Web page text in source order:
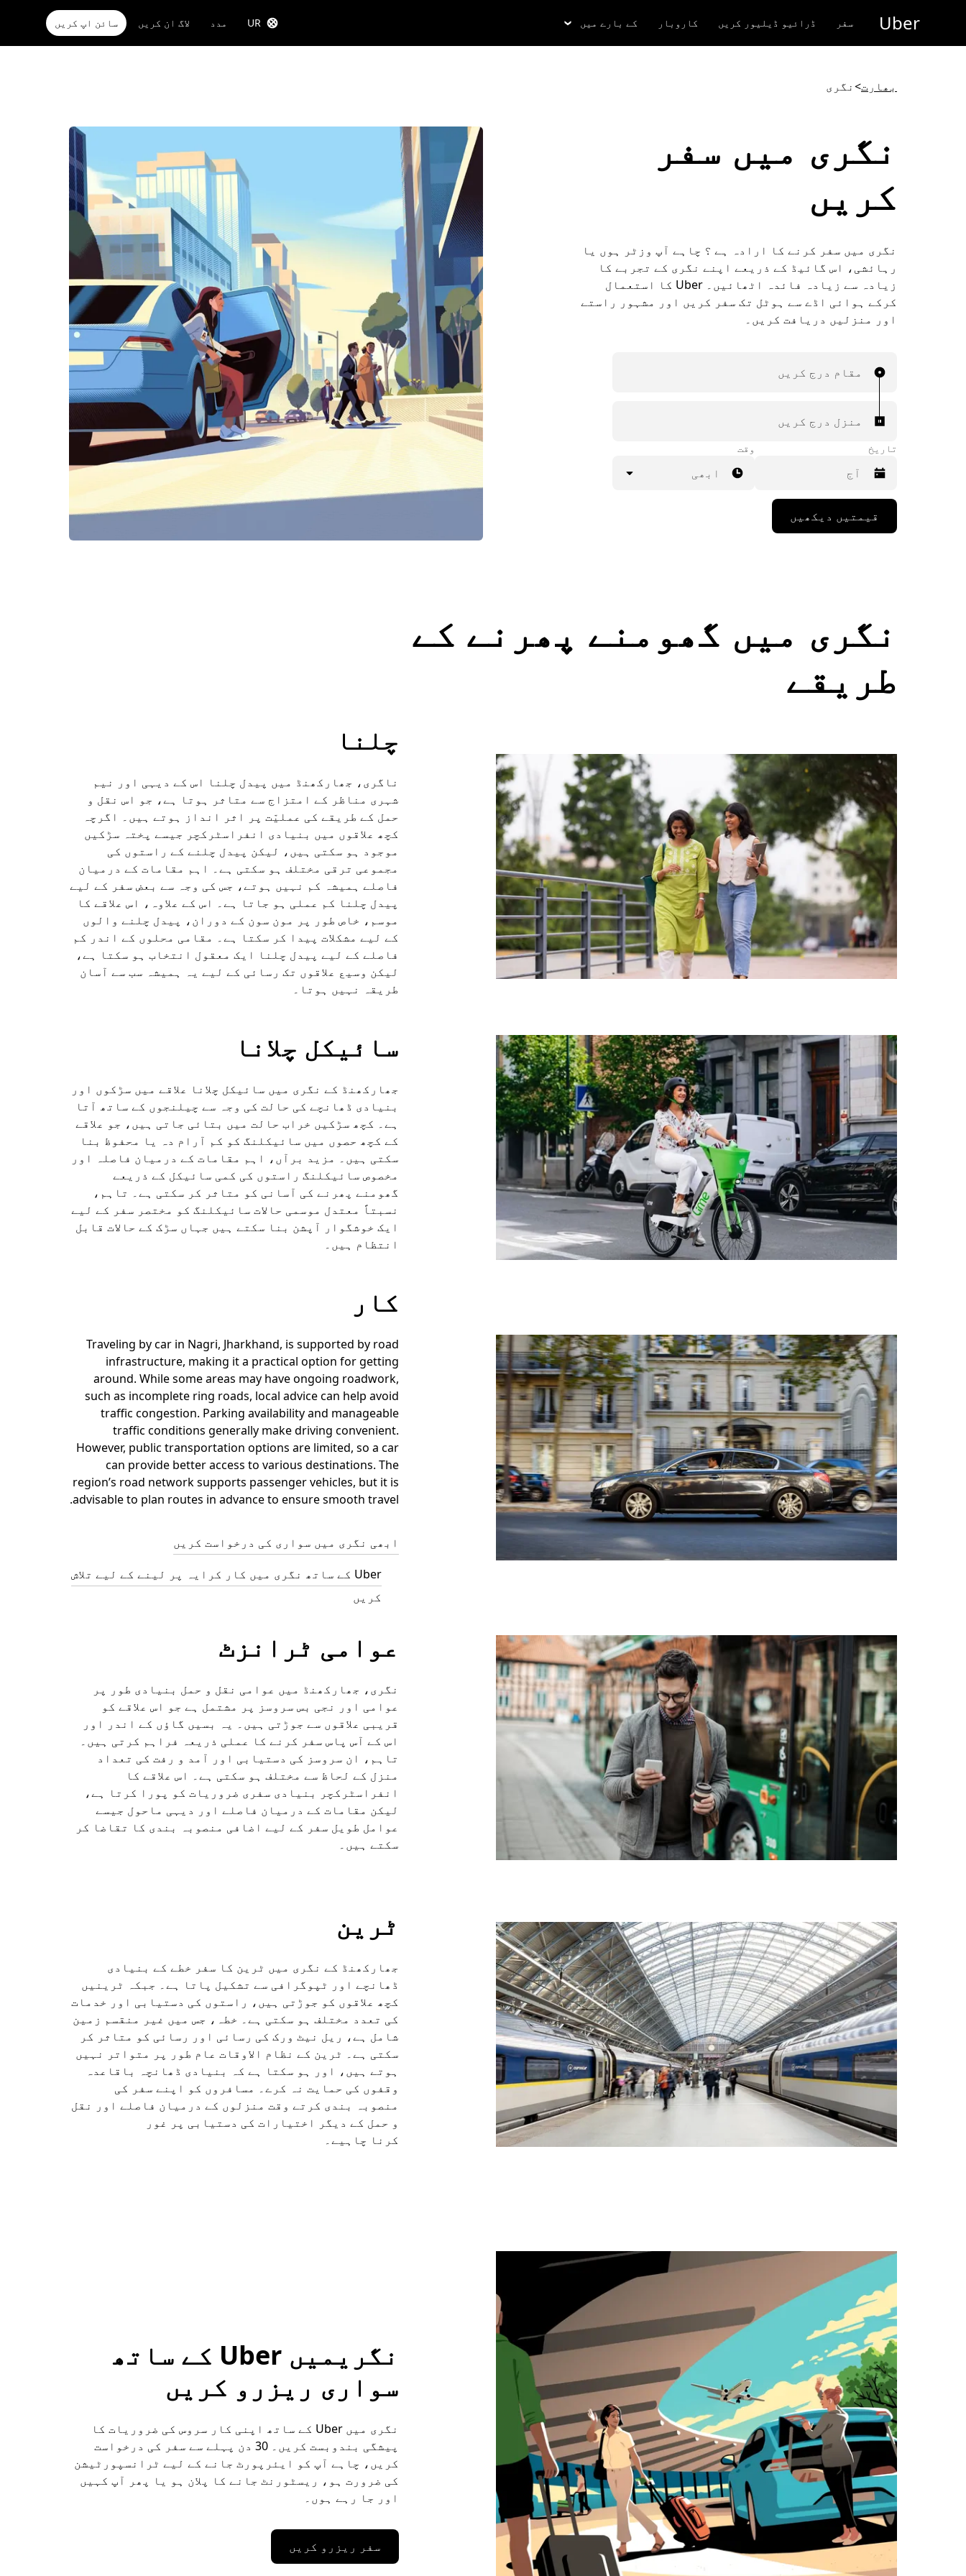
جائیں
Uber سفر ڈرائیو ڈیلیور کریں کاروبار کے بارے میں UR مدد لاگ ان کریں سائن اپ کریں
بھارت>نگری
نگری میں سفر
کریں
نگری میں سفر کرنے کا ارادہ ہے ؟ چاہے آپ وزٹر ہوں یا
رہائشی، اس گائیڈ کے ذریعے اپنے نگری کے تجربے کا
زیادہ سے زیادہ فائدہ اٹھائیں۔ Uber کا استعمال
کرکے ہوائی اڈے سے ہوٹل تک سفر کریں اور مشہور راستے
اور منزلیں دریافت کریں۔
مقام درج کریں
منزل درج کریں
تاریخ
Press
down
calendar
and
select
date.
Press
close
the
calendar.
وقت
ابھی
قیمتیں دیکھیں
نگری میں گھومنے پھرنے کے
طریقے
چلنا
ناگری، جھارکھنڈ میں پیدل چلنا اس کے دیہی اور نیم
شہری مناظر کے امتزاج سے متاثر ہوتا ہے، جو اس نقل و
حمل کے طریقے کی عملیّت پر اثر انداز ہوتے ہیں۔ اگرچہ
کچھ علاقوں میں بنیادی انفراسٹرکچر جیسے پختہ سڑکیں
موجود ہو سکتی ہیں، لیکن پیدل چلنے کے راستوں کی
مجموعی ترقی مختلف ہو سکتی ہے۔ اہم مقامات کے درمیان
فاصلے ہمیشہ کم نہیں ہوتے، جس کی وجہ سے بعض سفر کے لیے
پیدل چلنا کم عملی ہو جاتا ہے۔ اس کے علاوہ، اس علاقے کا
موسم، خاص طور پر مون سون کے دوران، پیدل چلنے والوں
کے لیے مشکلات پیدا کر سکتا ہے۔ مقامی محلوں کے اندر کم
فاصلے کے لیے پیدل چلنا ایک معقول انتخاب ہو سکتا ہے،
لیکن وسیع علاقوں تک رسائی کے لیے یہ ہمیشہ سب سے آسان
طریقہ نہیں ہوتا۔
سائیکل چلانا
جھارکھنڈ کے نگری میں سائیکل چلانا علاقے میں سڑکوں اور
بنیادی ڈھانچے کی حالت کی وجہ سے چیلنجوں کے ساتھ آتا
ہے۔ کچھ سڑکیں خراب حالت میں بتائی جاتی ہیں، جو علاقے
کے کچھ حصوں میں سائیکلنگ کو کم آرام دہ یا محفوظ بنا
سکتی ہیں۔ مزید برآں، اہم مقامات کے درمیان فاصلہ اور
مخصوص سائیکلنگ راستوں کی کمی سائیکل کے ذریعے
گھومنے پھرنے کی آسانی کو متاثر کر سکتی ہے۔ تاہم،
نسبتاً معتدل موسمی حالات سائیکلنگ کو مختصر سفر کے لیے
ایک خوشگوار آپشن بنا سکتے ہیں جہاں سڑک کے حالات قابل
انتظام ہیں۔
کار
Traveling by car in Nagri, Jharkhand, is supported by road
infrastructure, making it a practical option for getting
around. While some areas may have ongoing roadwork,
such as incomplete ring roads, local advice can help avoid
traffic congestion. Parking availability and manageable
traffic conditions generally make driving convenient.
However, public transportation options are limited, so a car
can provide better access to various destinations. The
region’s road network supports passenger vehicles, but it is
advisable to plan routes in advance to ensure smooth travel.
ابھی نگری میں سواری کی درخواست کریں
Uber کے ساتھ نگری میں کار کرایہ پر لینے کے لیے تلاش
کریں
عوامی ٹرانزٹ
نگری، جھارکھنڈ میں عوامی نقل و حمل بنیادی طور پر
عوامی اور نجی بس سروسز پر مشتمل ہے جو اس علاقے کو
قریبی علاقوں سے جوڑتی ہیں۔ یہ بسیں گاؤں کے اندر اور
اس کے آس پاس سفر کرنے کا عملی ذریعہ فراہم کرتی ہیں۔
تاہم، ان سروسز کی دستیابی اور آمد و رفت کی تعداد
منزل کے لحاظ سے مختلف ہو سکتی ہے۔ اس علاقے کا
انفراسٹرکچر بنیادی سفری ضروریات کو پورا کرتا ہے،
لیکن مقامات کے درمیان فاصلے اور دیہی ماحول جیسے
عوامل طویل سفر کے لیے اضافی منصوبہ بندی کا تقاضا کر
سکتے ہیں۔
ٹرین
جھارکھنڈ کے نگری میں ٹرین کا سفر خطے کے بنیادی
ڈھانچے اور ٹپوگرافی سے تشکیل پاتا ہے۔ جبکہ ٹرینیں
کچھ علاقوں کو جوڑتی ہیں، راستوں کی دستیابی اور خدمات
کی تعدد مختلف ہو سکتی ہے۔ خطہ، جس میں غیر منقسم زمین
شامل ہے، ریل نیٹ ورک کی رسائی اور رسائی کو متاثر کر
سکتی ہے۔ ٹرین کے نظام الاوقات عام طور پر متواتر نہیں
ہوتے ہیں، اور ہو سکتا ہے کہ بنیادی ڈھانچہ باقاعدہ
وقفوں کی حمایت نہ کرے۔ مسافروں کو اپنے سفر کی
منصوبہ بندی کرتے وقت منزلوں کے درمیان فاصلے اور نقل
و حمل کے دیگر اختیارات کی دستیابی پر غور
کرنا چاہیے۔
نگریمیں Uber کے ساتھ
سواری ریزرو کریں
نگری میں Uber کے ساتھ اپنی کار سروس کی ضروریات کا
پیشگی بندوبست کریں۔ 30 دن پہلے سے سفر کی درخواست
کریں، چاہے آپ کو ایئرپورٹ جانے کے لیے ٹرانسپورٹیشن
کی ضرورت ہو، ریسٹورنٹ جانے کا پلان ہو یا پھر آپ کہیں
اور جا رہے ہوں۔
سفر ریزرو کریں